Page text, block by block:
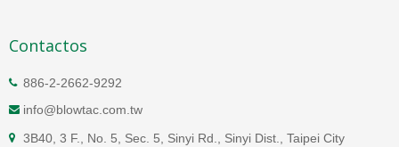
Contactos
886-2-2662-9292
info@blowtac.com.tw
3B40, 3 F., No. 5, Sec. 5, Sinyi Rd., Sinyi Dist., Taipei City